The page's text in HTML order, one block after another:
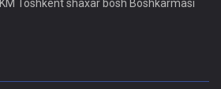
Toshkent shaxar bosh Boshkarmasi